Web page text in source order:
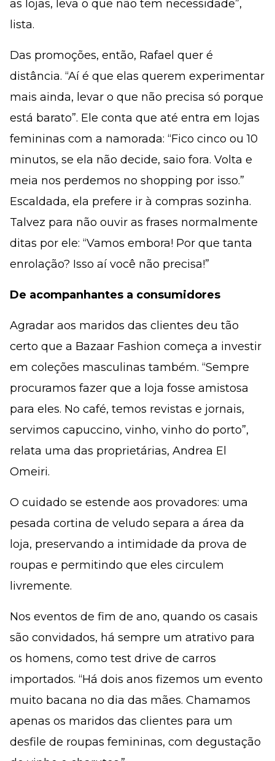
as lojas, leva o que não tem necessidade”,
lista.
Das promoções, então, Rafael quer é
distância. “Aí é que elas querem experimentar
mais ainda, levar o que não precisa só porque
está barato”. Ele conta que até entra em lojas
femininas com a namorada: “Fico cinco ou 10
minutos, se ela não decide, saio fora. Volta e
meia nos perdemos no shopping por isso.”
Escaldada, ela prefere ir à compras sozinha.
Talvez para não ouvir as frases normalmente
ditas por ele: “Vamos embora! Por que tanta
enrolação? Isso aí você não precisa!”
De acompanhantes a consumidores
Agradar aos maridos das clientes deu tão
certo que a Bazaar Fashion começa a investir
em coleções masculinas também. “Sempre
procuramos fazer que a loja fosse amistosa
para eles. No café, temos revistas e jornais,
servimos capuccino, vinho, vinho do porto”,
relata uma das proprietárias, Andrea El
Omeiri.
O cuidado se estende aos provadores: uma
pesada cortina de veludo separa a área da
loja, preservando a intimidade da prova de
roupas e permitindo que eles circulem
livremente.
Nos eventos de fim de ano, quando os casais
são convidados, há sempre um atrativo para
os homens, como test drive de carros
importados. “Há dois anos fizemos um evento
muito bacana no dia das mães. Chamamos
apenas os maridos das clientes para um
desfile de roupas femininas, com degustação